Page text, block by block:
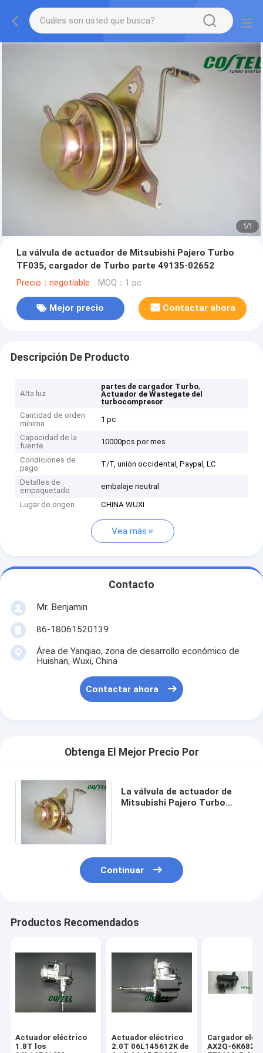
1/1
La válvula de actuador de Mitsubishi Pajero Turbo
TF035, cargador de Turbo parte 49135-02652
Precio：negotiable MOQ：1 pc
Mejor precio Contactar ahora
Descripción De Producto
Alta luz
partes de cargador Turbo,
Actuador de Wastegate del
turbocompresor
Cantidad de orden
mínima
1 pc
Capacidad de la
fuente
10000pcs por mes
Condiciones de
pago
T/T, unión occidental, Paypal, LC
Detalles de
empaquetado
embalaje neutral
Lugar de origen CHINA WUXI
Vea más
Contacto
Mr. Benjamin
86-18061520139
Área de Yanqiao, zona de desarrollo económico de
Huishan, Wuxi, China
Contactar ahora
Obtenga El Mejor Precio Por
La válvula de actuador de
Mitsubishi Pajero Turbo
Continuar
Productos Recomendados
Actuador eléctrico
1.8T los
Actuador eléctrico
2.0T 06L145612K de
Cargador
AX2Q-6K682-